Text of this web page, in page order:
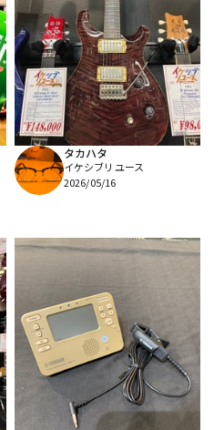
タカハタ
イケシブリユース
2026/05/16